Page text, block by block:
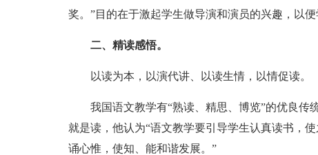
奖。”目的在于激起学生做导演和演员的兴趣，以便
二、精读感悟。
以读为本，以演代讲、以读生情，以情促读。
我国语文教学有“熟读、精思、博览”的优良
就是读，他认为“语文教学要引导学生认真读书，
诵心惟，使知、能和谐发展。”